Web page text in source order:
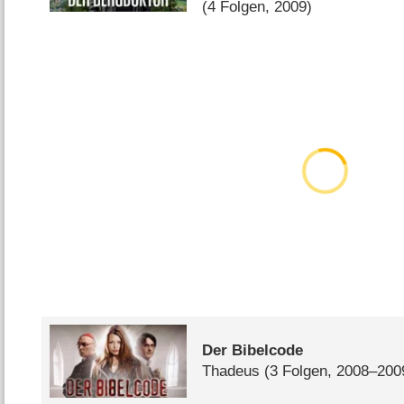
(4 Folgen, 2009)
Der Bibelcode
Thadeus (3 Folgen,